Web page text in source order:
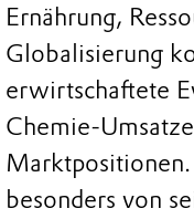
Ernährung,
Globalisierung
erwirtschaftete
Chemie-
besonders von